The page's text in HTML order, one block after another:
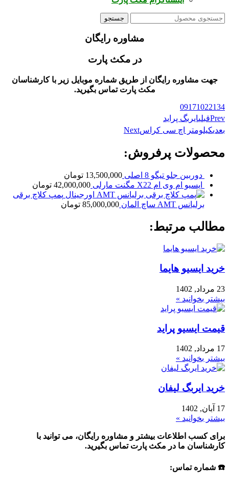
جستجو
مشاوره رایگان
در مکث پارت
جهت مشاوره رایگان از طریق شماره موبایل زیر با کارشناسان
مکث پارت تماس بگیرید.
09171022134
Prevقبلیایربگ پراید
بعدیکیلومتر اچ سی کراسNext
محصولات پرفروش:
دوربین جلو تیگو 8 اصلی 13,500,000 تومان
ایسیو ام وی ام X22 مگنت مارلی
42,000,000 تومان
پمپ کلاچ برقی
برلیانس AMT ساچ المان
85,000,000 تومان
مطالب مرتبط:
خرید ایسیو هایما
23 مرداد, 1402
بیشتر بخوانید »
قیمت ایسیو پراید
17 مرداد, 1402
بیشتر بخوانید »
خرید ایربگ لیفان
17 آبان, 1402
بیشتر بخوانید »
برای کسب اطلاعات بیشتر و مشاوره رایگان، می توانید با
کارشناسان ما در مکث پارت تماس بگیرید.
☎️ شماره تماس: